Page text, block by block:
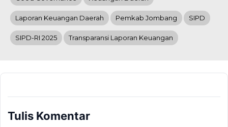
Laporan Keuangan Daerah Pemkab Jombang SIPD
SIPD-RI 2025 Transparansi Laporan Keuangan
Tulis Komentar